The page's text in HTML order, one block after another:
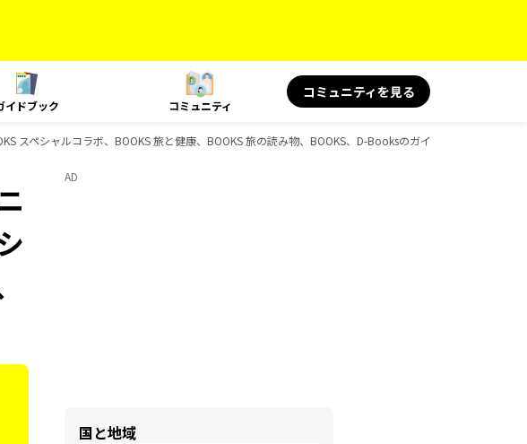
イドブック コミュニティ
コミュニティを見る
ペシャルコラボ、BOOKS 旅と健康、BOOKS 旅の読み物、BOOKS、D-Booksのガイドブック一覧
AD
国と地域